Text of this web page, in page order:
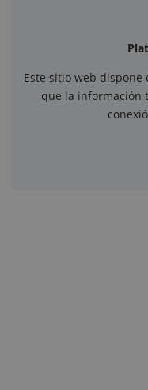
Este sitio web dispone
que la información